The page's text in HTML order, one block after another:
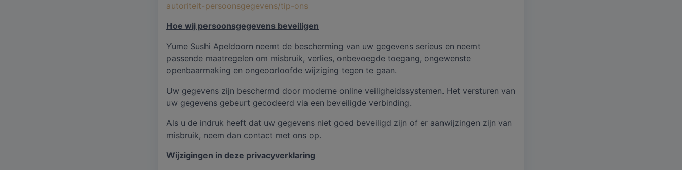
autoriteit-persoonsgegevens/tip-ons
Hoe wij persoonsgegevens beveiligen
Yume Sushi Apeldoorn neemt de bescherming van uw gegevens serieus en neemt
passende maatregelen om misbruik, verlies, onbevoegde toegang, ongewenste
openbaarmaking en ongeoorloofde wijziging tegen te gaan.
Uw gegevens zijn beschermd door moderne online veiligheidssystemen. Het versturen van
uw gegevens gebeurt gecodeerd via een beveiligde verbinding.
Als u de indruk heeft dat uw gegevens niet goed beveiligd zijn of er aanwijzingen zijn van
misbruik, neem dan contact met ons op.
Wijzigingen in deze privacyverklaring